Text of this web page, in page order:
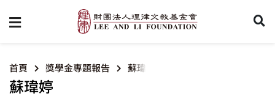
首頁 獎學金專題報告 蘇瑋婷
蘇瑋婷